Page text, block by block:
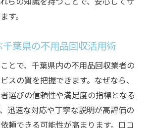
ト
用品回収を利用するための工夫
収を無料で依頼する方法と注意点
格安不用品回収を実現するコツ
の見積もり比較で費用を下げるポ
活用したコスパの良い不用品回収
す。
葉県の不用品回収活用術
とで、千葉県内の不用品回収業者の
スの質を把握できます。なぜなら、
選びの信頼性や満足度の指標となる
迅速な対応や丁寧な説明が高評価の